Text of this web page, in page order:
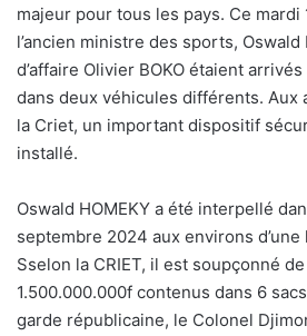
majeur pour tous les pays. Ce mardi
l’ancien ministre des sports, Oswald
d’affaire Olivier BOKO étaient
dans deux véhicules différents. Aux
la Criet, un important dispositif
installé.
Oswald HOMEKY a été interpellé
septembre 2024 aux environs
Sselon la CRIET, il est soupçonné
1.500.000.000f contenus dans 6
garde républicaine, le Colonel